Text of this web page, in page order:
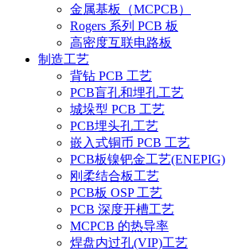
金属基板（MCPCB）
Rogers 系列 PCB 板
高密度互联电路板
制造工艺
背钻 PCB 工艺
PCB盲孔和埋孔工艺
城垛型 PCB 工艺
PCB埋头孔工艺
嵌入式铜币 PCB 工艺
PCB板镍钯金工艺(ENEPIG)
刚柔结合板工艺
PCB板 OSP 工艺
PCB 深度开槽工艺
MCPCB 的热导率
焊盘内过孔(VIP)工艺